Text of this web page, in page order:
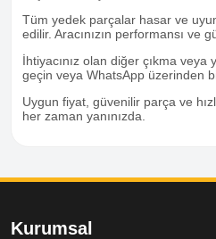
Tüm yedek parçalar hasar ve
edilir. Aracınızın performansı ve
İhtiyacınız olan diğer çıkma
geçin veya WhatsApp üzerinden
Uygun fiyat, güvenilir parça ve
her zaman yanınızda.
Kurumsal